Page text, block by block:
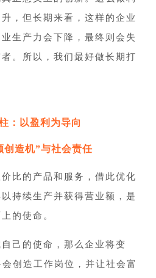
，但长期来看，这样的企业
生产力会下降，最终则会失
。所以，我们最好做长期打
： 以盈利为导向
造机”与社会责任
比的产品和服务，借此优化
持续生产并获得营业额，是
的使命。
己的使命，那么企业将变
创造工作岗位，并让社会富